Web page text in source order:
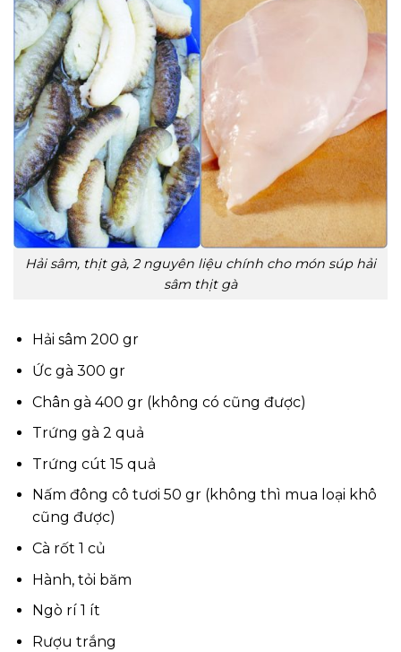
Hải sâm, thịt gà, 2 nguyên liệu chính cho món súp hải
sâm thịt gà
Hải sâm 200 gr
Ức gà 300 gr
Chân gà 400 gr (không có cũng được)
Trứng gà 2 quả
Trứng cút 15 quả
Nấm đông cô tươi 50 gr (không thì mua loại khô
cũng được)
Cà rốt 1 củ
Hành, tỏi băm
Ngò rí 1 ít
Rượu trắng